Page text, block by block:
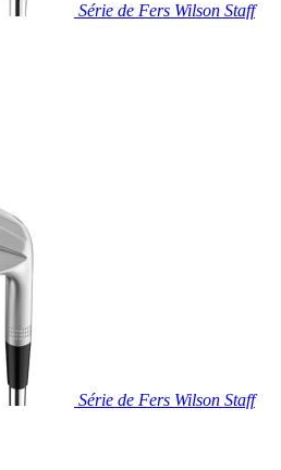
Série de Fers Wilson Staff
Série de Fers Wilson Staff